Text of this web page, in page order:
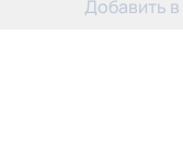
Добавить